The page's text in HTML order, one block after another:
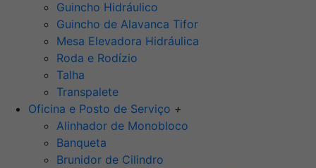
Guincho Hidráulico
Guincho de Alavanca Tifor
Mesa Elevadora Hidráulica
Roda e Rodízio
Talha
Transpalete
Oficina e Posto de Serviço +
Alinhador de Monobloco
Banqueta
Brunidor de Cilindro